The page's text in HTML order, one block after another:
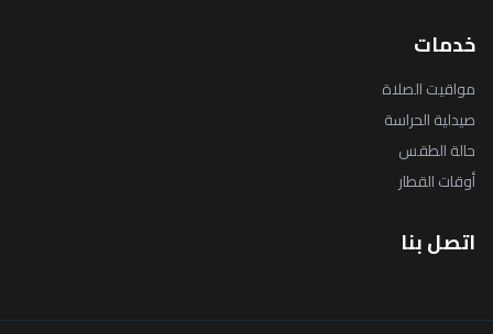
خدمات
مواقيت الصلاة
صيدلية الحراسة
حالة الطقس
أوقات القطار
اتصل بنا